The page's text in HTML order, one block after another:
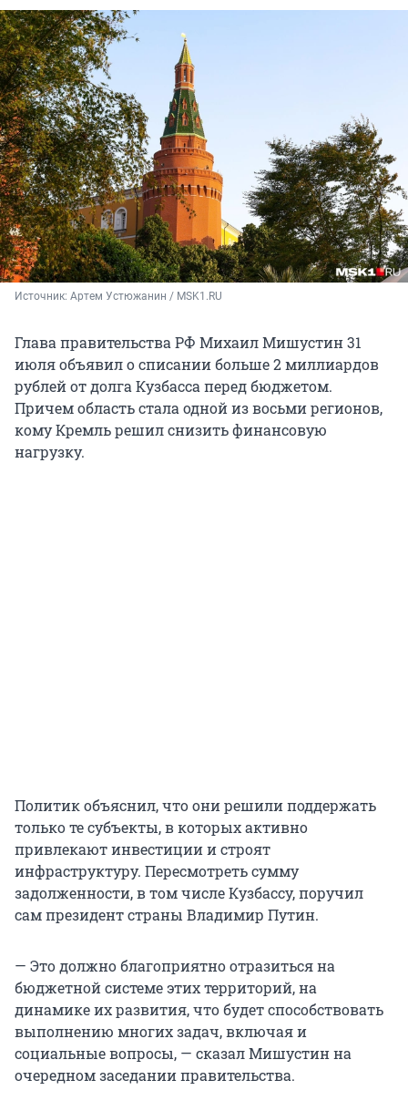
Источник: Артем Устюжанин / MSK1.RU
Глава правительства РФ Михаил Мишустин 31
июля объявил о списании больше 2 миллиардов
рублей от долга Кузбасса перед бюджетом.
Причем область стала одной из восьми регионов,
кому Кремль решил снизить финансовую
нагрузку.
Политик объяснил, что они решили поддержать
только те субъекты, в которых активно
привлекают инвестиции и строят
инфраструктуру. Пересмотреть сумму
задолженности, в том числе Кузбассу, поручил
сам президент страны Владимир Путин.
— Это должно благоприятно отразиться на
бюджетной системе этих территорий, на
динамике их развития, что будет способствовать
выполнению многих задач, включая и
социальные вопросы, — сказал Мишустин на
очередном заседании правительства.